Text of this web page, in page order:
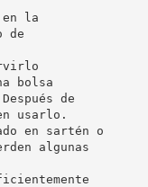
en la
de
bolsa
de
usarlo.
en sartén o
algunas